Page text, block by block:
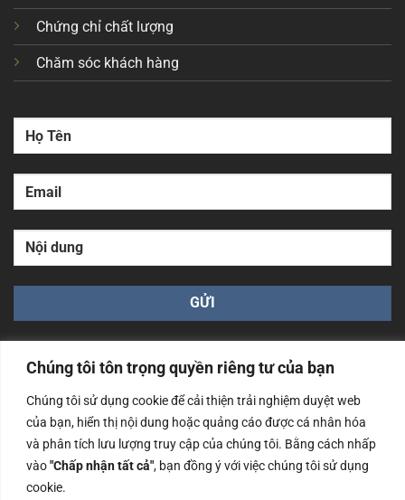
Chúng tôi tôn trọng quyền riêng tư của bạn
Chúng tôi sử dụng cookie để cải thiện trải nghiệm duyệt web
của bạn, hiển thị nội dung hoặc quảng cáo được cá nhân hóa
và phân tích lưu lượng truy cập của chúng tôi. Bằng cách nhấp
vào"Chấp nhận tất cả", bạn đồng ý với việc chúng tôi sử dụng
cookie.
Chứng chỉ chất lượng
Chăm sóc khách hàng
Công ty TNHH Nam Bình Xương - Số ĐKKD: 0108783483
cấp ngày 14/06/2019 bởi Sở Kế Hoạch và Đầu Tư Tp. Hà
Nội
Copyrights @2023 Nam Binh Xuong. All Rights Reserved